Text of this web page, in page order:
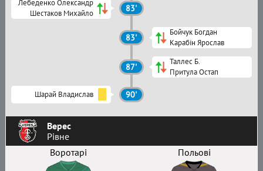
Верес
Рівне
Воротарі
Польові
Лебеденко Олександр
Шестаков Михайло
83'
83'
Бойчук Богдан
Карабін Ярослав
87'
Таллес Б.
Притула Остап
Шарай Владислав 90'